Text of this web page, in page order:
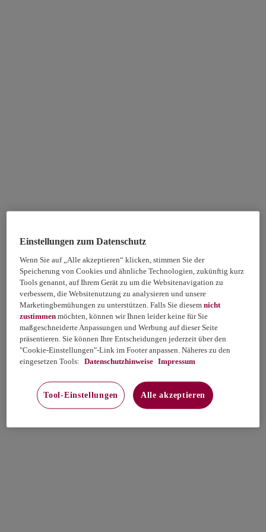
Einstellungen zum Datenschutz
Wenn Sie auf „Alle akzeptieren“ klicken, stimmen Sie der
Speicherung von Cookies und ähnliche Technologien, zukünftig kurz
Tools genannt, auf Ihrem Gerät zu um die Websitenavigation zu
verbessern, die Websitenutzung zu analysieren und unsere
Marketingbemühungen zu unterstützen. Falls Sie diesemnicht
zustimmen möchten, können wir Ihnen leider keine für Sie
maßgeschneiderte Anpassungen und Werbung auf dieser Seite
präsentieren. Sie können Ihre Entscheidungen jederzeit über den
"Cookie-Einstellungen"-Link im Footer anpassen. Näheres zu den
eingesetzen Tools: Datenschutzhinweise Impressum
Tool-Einstellungen Alle akzeptieren